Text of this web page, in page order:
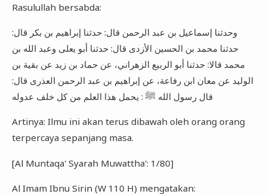
Rasulullah bersabda:
وحدثنا إسماعيل بن عبد الرحمن قال: حدثنا إبراهيم بن بكر قال:
حدثنا محمد بن الحسين الأزدى قال: حدثنا أبو يعلى وعبد الله بن
محمد قالا: حدثنا أبو الربيع الزهراني، عن حماد بن زيد عن بقية بن
الوليد عن معان ابن رفاعة، عن إبراهيم بن عبد الرحمن العذرى قال:
قال رسول الله ﷺ : يحمل هذا العلم من كل خلف عدوله
Artinya: Ilmu ini akan terus dibawah oleh orang orang
terpercaya sepanjang masa.
[Al Muntaqa' Syarah Muwattha': 1/80]
Al Imam Ibnu Sirin (W 110 H) mengatakan: